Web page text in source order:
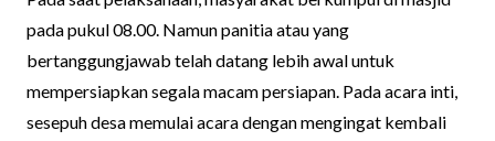
pada pukul 08.00. Namun panitia atau yang
bertanggungjawab telah datang lebih awal untuk
mempersiapkan segala macam persiapan. Pada acara inti,
sesepuh desa memulai acara dengan mengingat kembali